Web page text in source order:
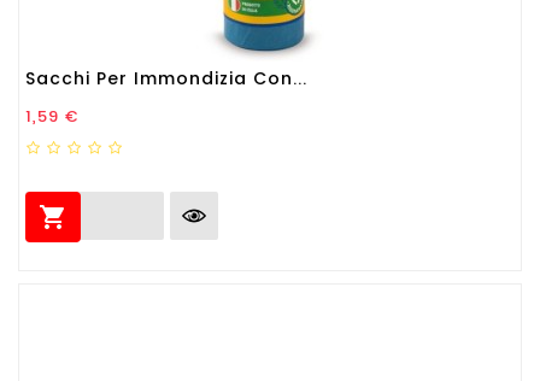
Sacchi Per Immondizia Con...
Prezzo
1,59 €
